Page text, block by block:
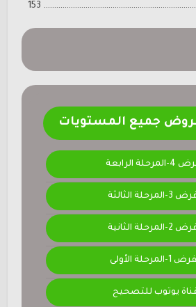
جميع المستويات
الرابعة
المرحلة الثالثة
المرحلة الثانية
1-المرحلة الأولى
يوتوب للتصحيح